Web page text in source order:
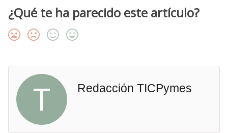
¿Qué te ha parecido este artículo?
T Redacción TICPymes